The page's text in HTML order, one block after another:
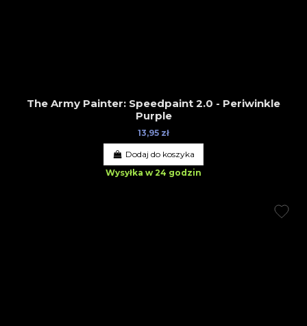
The Army Painter: Speedpaint 2.0 - Periwinkle
Purple
13,95 zł
Dodaj do koszyka
Wysyłka w 24 godzin